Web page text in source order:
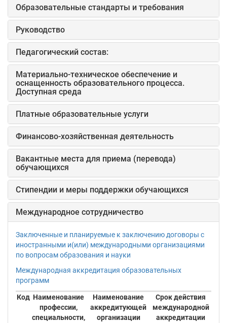
Образовательные стандарты и требования
Руководство
Педагогический состав:
Материально-техническое обеспечение и
оснащенность образовательного процесса.
Доступная среда
Платные образовательные услуги
Финансово-хозяйственная деятельность
Вакантные места для приема (перевода)
обучающихся
Стипендии и меры поддержки обучающихся
Международное сотрудничество
Заключенные и планируемые к заключению договоры с
иностранными и(или) международными организациями
по вопросам образования и науки
Международная аккредитация образовательных
программ
Код Наименование
профессии,
специальности,
Наименование
аккредитующей
организации
Срок действия
международной
аккредитации